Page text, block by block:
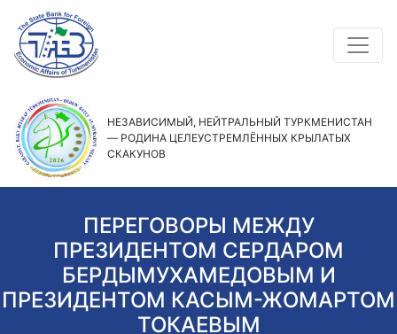
НЕЗАВИСИМЫЙ, НЕЙТРАЛЬНЫЙ ТУРКМЕНИСТАН
— РОДИНА ЦЕЛЕУСТРЕМЛЁННЫХ КРЫЛАТЫХ
СКАКУНОВ
ПЕРЕГОВОРЫ МЕЖДУ
ПРЕЗИДЕНТОМ СЕРДАРОМ
БЕРДЫМУХАМЕДОВЫМ И
ПРЕЗИДЕНТОМ КАСЫМ-ЖОМАРТОМ
ТОКАЕВЫМ